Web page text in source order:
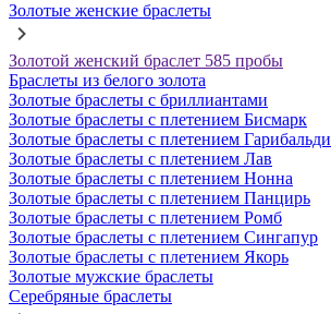
Золотые женские браслеты
Золотой женский браслет 585 пробы
Браслеты из белого золота
Золотые браслеты с бриллиантами
Золотые браслеты с плетением Бисмарк
Золотые браслеты с плетением Гарибальди
Золотые браслеты с плетением Лав
Золотые браслеты с плетением Нонна
Золотые браслеты с плетением Панцирь
Золотые браслеты с плетением Ромб
Золотые браслеты с плетением Сингапур
Золотые браслеты с плетением Якорь
Золотые мужские браслеты
Серебряные браслеты